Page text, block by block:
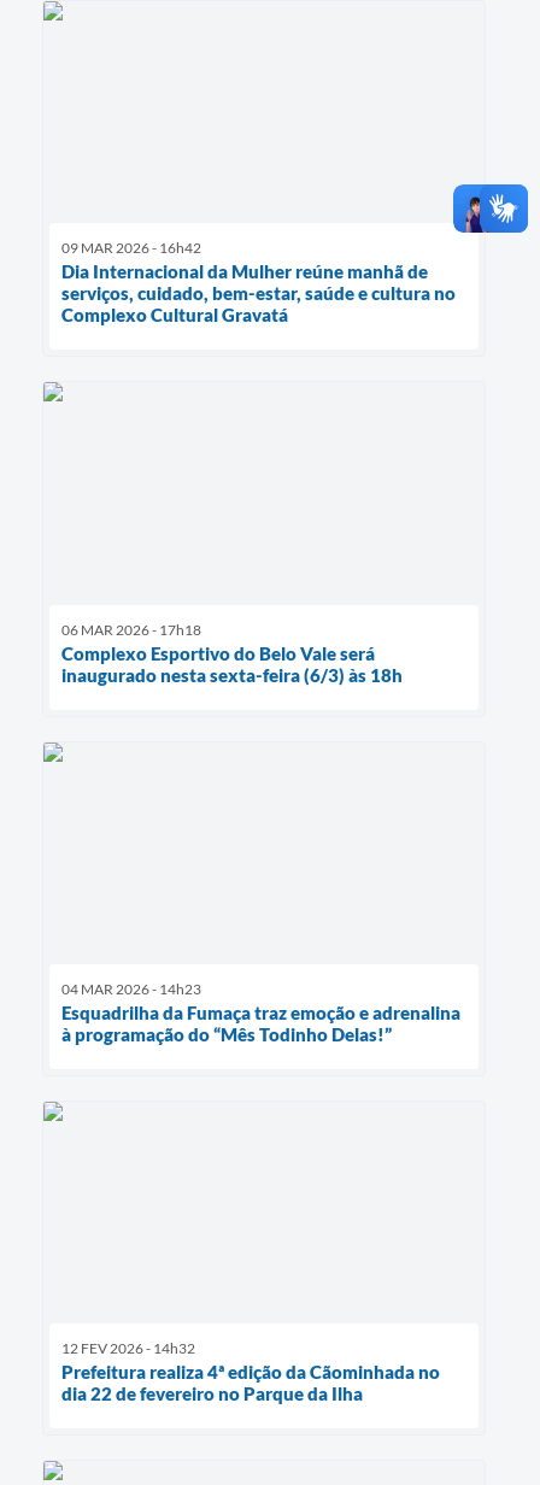
09 MAR 2026 - 16h42
Dia Internacional da Mulher reúne manhã de
serviços, cuidado, bem-estar, saúde e cultura no
Complexo Cultural Gravatá
06 MAR 2026 - 17h18
Complexo Esportivo do Belo Vale será
inaugurado nesta sexta-feira (6/3) às 18h
04 MAR 2026 - 14h23
Esquadrilha da Fumaça traz emoção e adrenalina
à programação do “Mês Todinho Delas!”
12 FEV 2026 - 14h32
Prefeitura realiza 4ª edição da Cãominhada no
dia 22 de fevereiro no Parque da Ilha